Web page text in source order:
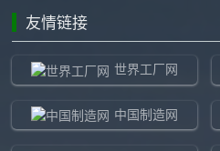
友情链接
世界工厂网
中国制造网